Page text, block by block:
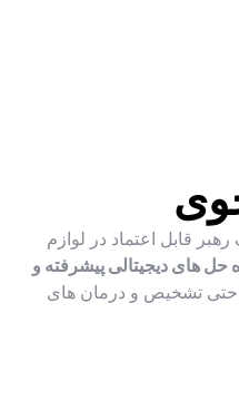
یک رهبر قابل اعتماد در لوازم
حل های دیجیتالی پیشرفته و
تشخیص و درمان های